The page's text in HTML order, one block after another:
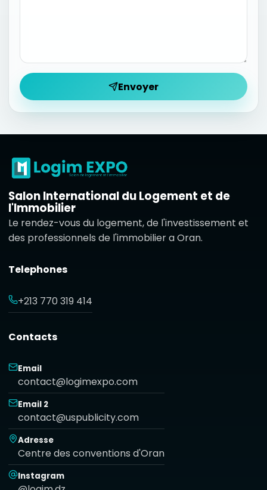
Envoyer
Salon International du Logement et de
l'Immobilier
Le rendez-vous du logement, de l'investissement et
des professionnels de l'immobilier a Oran.
Telephones
+213 770 319 414
Contacts
Email
contact@logimexpo.com
Email 2
contact@uspublicity.com
Adresse
Centre des conventions d'Oran
Instagram